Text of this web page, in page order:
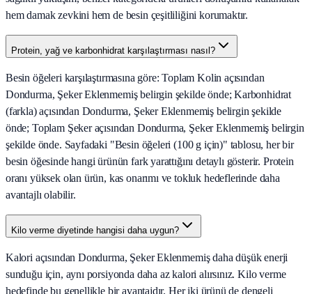
hem damak zevkini hem de besin çeşitliliğini korumaktır.
Protein, yağ ve karbonhidrat karşılaştırması nasıl?
Besin öğeleri karşılaştırmasına göre: Toplam Kolin açısından
Dondurma, Şeker Eklenmemiş belirgin şekilde önde; Karbonhidrat
(farkla) açısından Dondurma, Şeker Eklenmemiş belirgin şekilde
önde; Toplam Şeker açısından Dondurma, Şeker Eklenmemiş belirgin
şekilde önde. Sayfadaki "Besin öğeleri (100 g için)" tablosu, her bir
besin öğesinde hangi ürünün fark yarattığını detaylı gösterir. Protein
oranı yüksek olan ürün, kas onarımı ve tokluk hedeflerinde daha
avantajlı olabilir.
Kilo verme diyetinde hangisi daha uygun?
Kalori açısından Dondurma, Şeker Eklenmemiş daha düşük enerji
sunduğu için, aynı porsiyonda daha az kalori alırsınız. Kilo verme
hedefinde bu genellikle bir avantajdır. Her iki ürünü de dengeli